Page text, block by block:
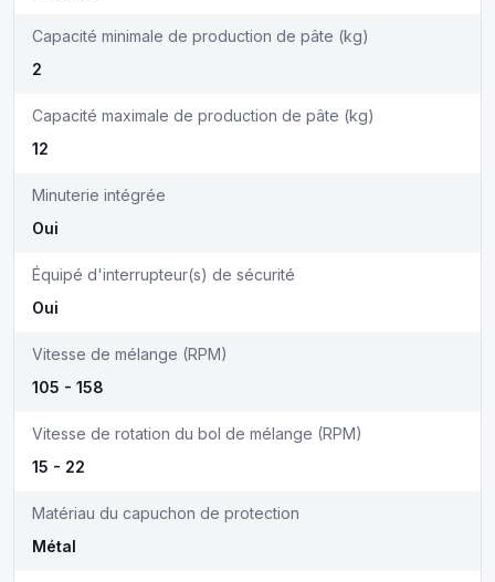
Capacité minimale de production de pâte (kg)
2
Capacité maximale de production de pâte (kg)
12
Minuterie intégrée
Oui
Équipé d'interrupteur(s) de sécurité
Oui
Vitesse de mélange (RPM)
105 - 158
Vitesse de rotation du bol de mélange (RPM)
15 - 22
Matériau du capuchon de protection
Métal